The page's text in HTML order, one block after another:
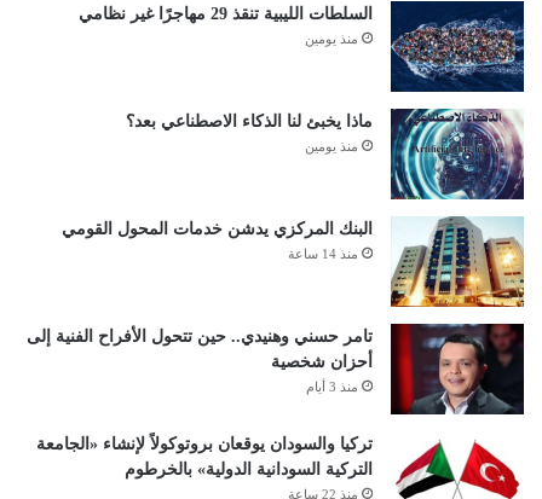
السلطات الليبية تنقذ 29 مهاجرًا غير نظامي
منذ يومين
ماذا يخبئ لنا الذكاء الاصطناعي بعد؟
منذ يومين
البنك المركزي يدشن خدمات المحول القومي
منذ 14 ساعة
تامر حسني وهنيدي.. حين تتحول الأفراح الفنية إلى
أحزان شخصية
منذ 3 أيام
تركيا والسودان يوقعان بروتوكولاً لإنشاء «الجامعة
التركية السودانية الدولية» بالخرطوم
منذ 22 ساعة